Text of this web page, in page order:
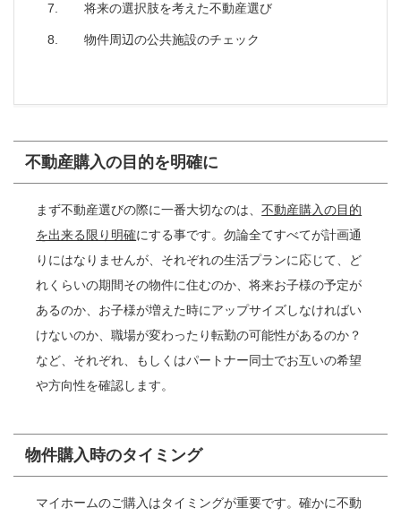
将来の選択肢を考えた不動産選び
物件周辺の公共施設のチェック
不動産購入の目的を明確に
まず不動産選びの際に一番大切なのは、不動産購入の目的
を出来る限り明確にする事です。勿論全てすべてが計画通
りにはなりませんが、それぞれの生活プランに応じて、ど
れくらいの期間その物件に住むのか、将来お子様の予定が
あるのか、お子様が増えた時にアップサイズしなければい
けないのか、職場が変わったり転勤の可能性があるのか？
など、それぞれ、もしくはパートナー同士でお互いの希望
や方向性を確認します。
物件購入時のタイミング
マイホームのご購入はタイミングが重要です。確かに不動